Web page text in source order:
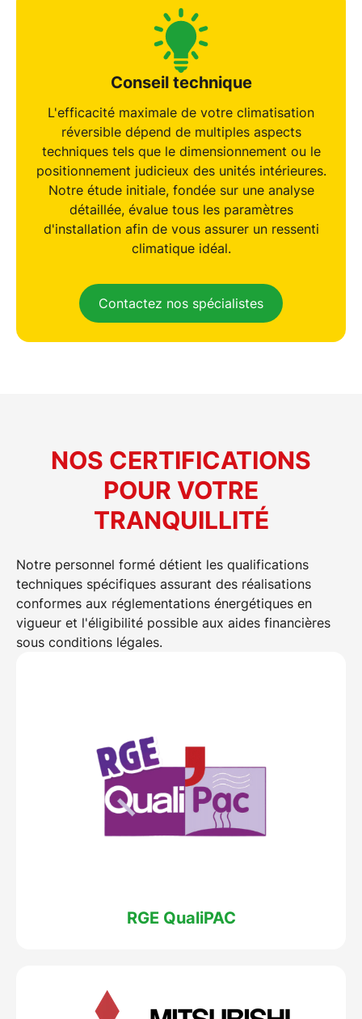
Conseil technique
L'efficacité maximale de votre climatisation
réversibledépend de multiples aspects
techniques tels que le dimensionnement ou le
positionnement judicieux des unités intérieures.
Notre étude initiale, fondée sur une analyse
détaillée, évalue tous les paramètres
d'installation afin de vous assurer un ressenti
climatique idéal.
Contactez nos spécialistes
NOS CERTIFICATIONS
POUR VOTRE
TRANQUILLITÉ
Notre personnel formé détient les qualifications
techniques spécifiques assurant des réalisations
conformes aux réglementations énergétiques en
vigueur et l'éligibilité possible aux aides financières
sous conditions légales.
RGE QualiPAC